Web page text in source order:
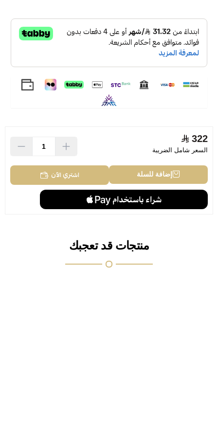
322
السعر شامل الضريبة
إضافة للسلة اشتري الآن
منتجات قد تعجبك